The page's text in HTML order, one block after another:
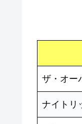
ザ・オー
ナイトリ